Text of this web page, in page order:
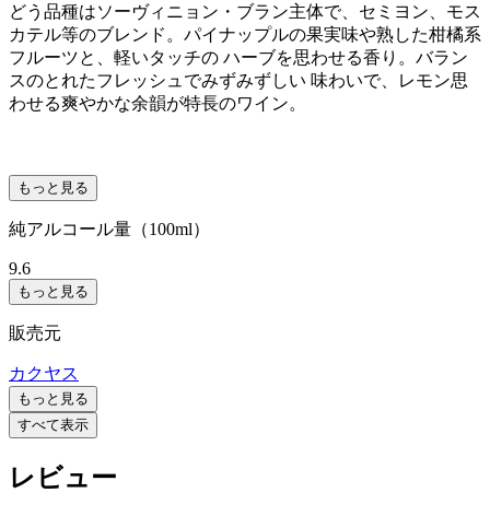
どう品種はソーヴィニョン・ブラン主体で、セミヨン、モス
カテル等のブレンド。パイナップルの果実味や熟した柑橘系
フルーツと、軽いタッチの ハーブを思わせる香り。バラン
スのとれたフレッシュでみずみずしい 味わいで、レモン思
わせる爽やかな余韻が特長のワイン。
もっと見る
純アルコール量（100ml）
9.6
もっと見る
販売元
カクヤス
もっと見る
すべて表示
レビュー